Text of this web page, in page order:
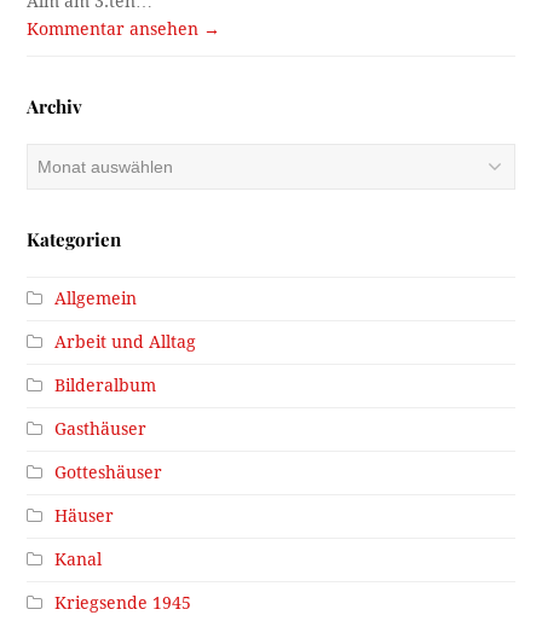
Kommentar ansehen →
Archiv
Kategorien
Allgemein
Arbeit und Alltag
Bilderalbum
Gasthäuser
Gotteshäuser
Häuser
Kanal
Kriegsende 1945